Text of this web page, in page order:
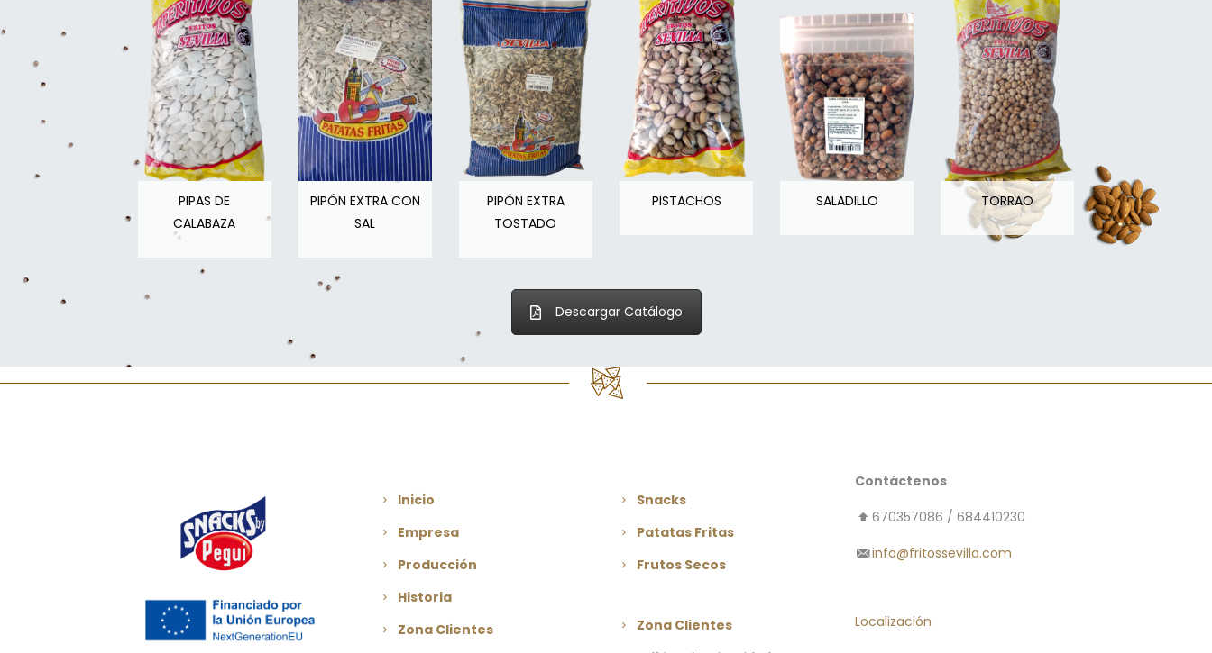
PIPAS DE
CALABAZA
PIPÓN EXTRA CON
SAL
PIPÓN EXTRA
TOSTADO
PISTACHOS SALADILLO TORRAO
Descargar Catálogo
Inicio
Empresa
Producción
Historia
Zona Clientes
Snacks
Patatas Fritas
Frutos Secos
Zona Clientes
Contáctenos
670357086 / 684410230
info@fritossevilla.com
Localización